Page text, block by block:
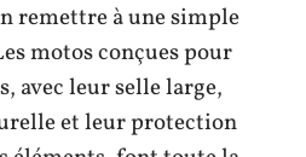
remettre à une simple
motos conçues pour
avec leur selle large,
et leur protection